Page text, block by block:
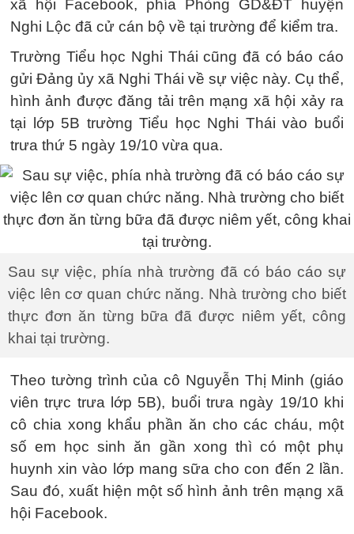
xã hội Facebook, phía Phòng GD&ĐT huyện
Nghi Lộc đã cử cán bộ về tại trường để kiểm tra.
Trường Tiểu học Nghi Thái cũng đã có báo cáo
gửi Đảng ủy xã Nghi Thái về sự việc này. Cụ thể,
hình ảnh được đăng tải trên mạng xã hội xảy ra
tại lớp 5B trường Tiểu học Nghi Thái vào buổi
trưa thứ 5 ngày 19/10 vừa qua.
Sau sự việc, phía nhà trường đã có báo cáo sự
việc lên cơ quan chức năng. Nhà trường cho biết
thực đơn ăn từng bữa đã được niêm yết, công
khai tại trường.
Theo tường trình của cô Nguyễn Thị Minh (giáo
viên trực trưa lớp 5B), buổi trưa ngày 19/10 khi
cô chia xong khẩu phần ăn cho các cháu, một
số em học sinh ăn gần xong thì có một phụ
huynh xin vào lớp mang sữa cho con đến 2 lần.
Sau đó, xuất hiện một số hình ảnh trên mạng xã
hội Facebook.